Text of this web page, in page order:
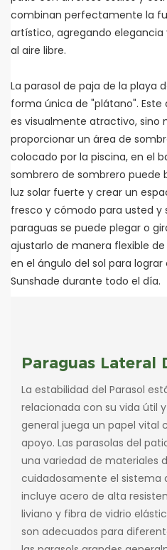
combinan perfectamente la
artístico, agregando
al aire libre.
La parasol de paja de la playa
forma única de "plátano".
es visualmente atractivo, sino
proporcionar un área de
colocado por la piscina, en el
sombrero de sombrero
luz solar fuerte y crear un
fresco y cómodo para usted y
paraguas se puede plegar o
ajustarlo de manera flexible
en el ángulo del sol para
Sunshade durante todo el día.
Paraguas Lateral
La estabilidad del Parasol
relacionada con su vida útil
general juega un papel vital
apoyo. Las parasolas del
una variedad de materiales
cuidadosamente el sistema
incluye acero de alta
liviano y fibra de vidrio
son adecuados para